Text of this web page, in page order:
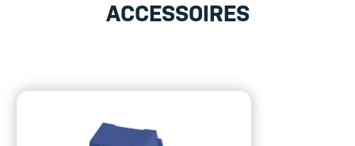
ACCESSOIRES